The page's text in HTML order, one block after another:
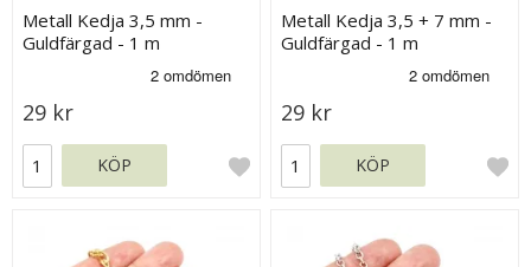
Metall Kedja 3,5 mm -
Guldfärgad - 1 m
29 kr
KÖP
Metall Kedja 3,5 + 7 mm -
Guldfärgad - 1 m
29 kr
KÖP